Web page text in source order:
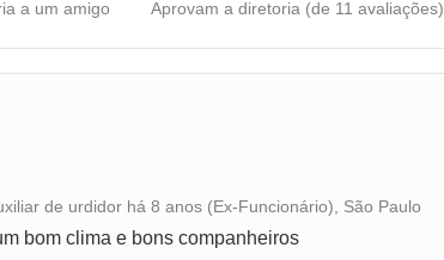
a um amigo Aprovam a diretoria (de 11 avaliações)
Conciliação com a vida familiar
de urdidor há 8 anos (Ex-Funcionário), São Paulo
bom clima e bons companheiros